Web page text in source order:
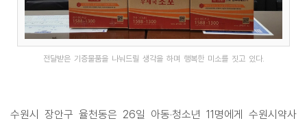
전달받은 기증물품을 나눠드릴 생각을 하며 행복한 미소를 짓고 있다.
수원시 장안구 율천동은 26일 아동·청소년 11명에게 수원시약사